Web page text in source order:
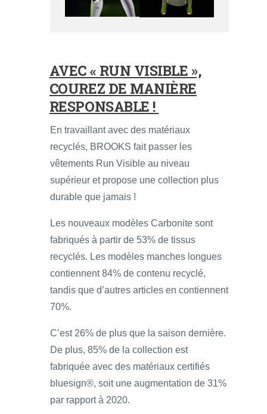
AVEC « RUN VISIBLE »,
COUREZ DE MANIÈRE
RESPONSABLE !
En travaillant avec des matériaux
recyclés, BROOKS fait passer les
vêtements Run Visible au niveau
supérieur et propose une collection plus
durable que jamais !
Les nouveaux modèles Carbonite sont
fabriqués à partir de 53% de tissus
recyclés. Les modèles manches longues
contiennent 84% de contenu recyclé,
tandis que d’autres articles en contiennent
70%.
C’est 26% de plus que la saison dernière.
De plus, 85% de la collection est
fabriquée avec des matériaux certifiés
bluesign®, soit une augmentation de 31%
par rapport à 2020.